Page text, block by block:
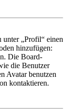
unter „Profil“ einen
hinzufügen:
Die Board-
die Benutzer
Avatar benutzen
kontaktieren.